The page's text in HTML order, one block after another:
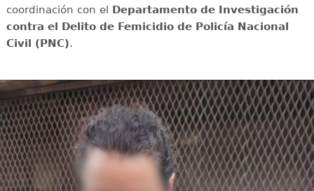
coordinación con el Departamento de Investigación
contra el Delito de Femicidio de Policía Nacional
Civil (PNC).